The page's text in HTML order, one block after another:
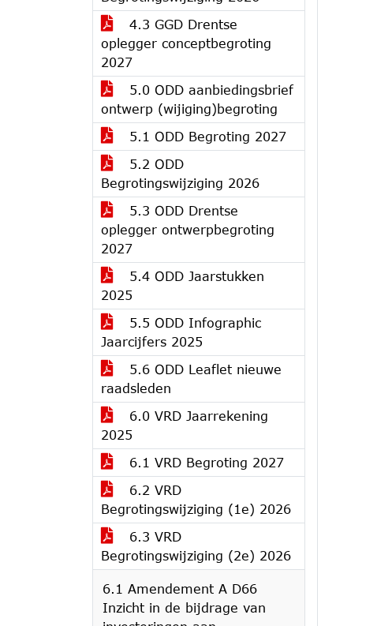
4.3 GGD Drentse
oplegger conceptbegroting
2027
5.0 ODD aanbiedingsbrief
ontwerp (wijiging)begroting
5.1 ODD Begroting 2027
5.2 ODD
Begrotingswijziging 2026
5.3 ODD Drentse
oplegger ontwerpbegroting
2027
5.4 ODD Jaarstukken
2025
5.5 ODD Infographic
Jaarcijfers 2025
5.6 ODD Leaflet nieuwe
raadsleden
6.0 VRD Jaarrekening
2025
6.1 VRD Begroting 2027
6.2 VRD
Begrotingswijziging (1e) 2026
6.3 VRD
Begrotingswijziging (2e) 2026
6.1 Amendement A D66
Inzicht in de bijdrage van